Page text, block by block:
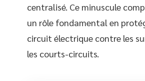
centralisé. Ce minuscule
un rôle fondamental en
circuit électrique contre les
les courts-circuits.